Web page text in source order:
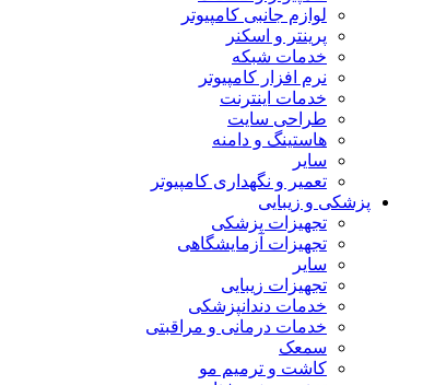
لوازم جانبی کامپیوتر
پرینتر و اسکنر
خدمات شبکه
نرم افزار کامپیوتر
خدمات اینترنت
طراحی سایت
هاستینگ و دامنه
سایر
تعمیر و نگهداری کامپیوتر
پزشکی و زیبایی
تجهیزات پزشکی
تجهیزات آزمایشگاهی
سایر
تجهیزات زیبایی
خدمات دندانپزشکی
خدمات درمانی و مراقبتی
سمعک
کاشت و ترمیم مو